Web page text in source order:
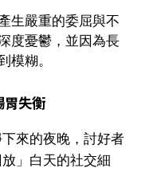
生嚴重的委屈與不
度憂鬱，並因為長
模糊。
胃失衡
來的夜晚，討好者
」白天的社交細